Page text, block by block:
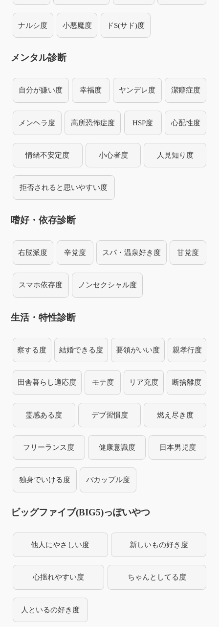
ナルシ度 小悪魔度 ドS(サド)度
メンタル診断
自分が嫌い度 幸福度 ヤンデレ度 潔癖症度
メンヘラ度 高所恐怖症度 HSP度 心配性度
情緒不安定度 小心者度 人見知り度
拒否されると思いやすい度
嗜好・依存診断
右脳派度 辛党度 スパ・温泉好き度 甘党度
スマホ依存度 ノンセクシャル度
生活・特性診断
察する度 結婚できる度 要領がいい度 親孝行度
田舎暮らし適応度 モテ度 リア充度 断捨離度
霊感ある度 デブ習慣度 燃え尽き度
フリーランス度 健康意識度 日本男児度
独身でいける度 バカップル度
ビッグファイブ(BIG5)っぽいやつ
他人にやさしい度 新しいもの好き度
心揺れやすい度 ちゃんとしてる度
人といるの好き度